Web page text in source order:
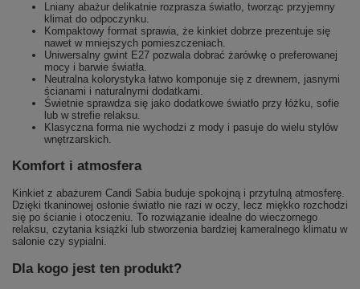
Lniany abażur delikatnie rozprasza światło, tworząc przyjemny
klimat do odpoczynku.
Kompaktowy format sprawia, że kinkiet dobrze prezentuje się
nawet w mniejszych pomieszczeniach.
Uniwersalny gwint E27 pozwala dobrać żarówkę o preferowanej
mocy i barwie światła.
Neutralna kolorystyka łatwo komponuje się z drewnem, jasnymi
ścianami i naturalnymi dodatkami.
Świetnie sprawdza się jako dodatkowe światło przy łóżku, sofie
lub w strefie relaksu.
Klasyczna forma nie wychodzi z mody i pasuje do wielu stylów
wnętrzarskich.
Komfort i atmosfera
Kinkiet z abażurem Candi Sabia buduje spokojną i przytulną atmosferę.
Dzięki tkaninowej osłonie światło nie razi w oczy, lecz miękko rozchodzi
się po ścianie i otoczeniu. To rozwiązanie idealne do wieczornego
relaksu, czytania książki lub stworzenia bardziej kameralnego klimatu w
salonie czy sypialni.
Dla kogo jest ten produkt?